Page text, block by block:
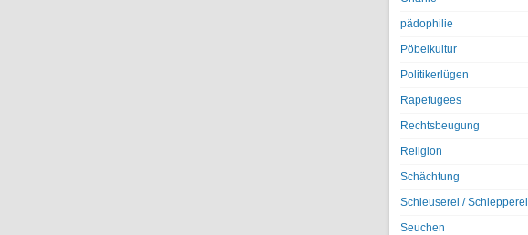
pädophilie
Pöbelkultur
Politikerlügen
Rapefugees
Rechtsbeugung
Religion
Schächtung
Schleuserei / Schlepperei
Seuchen